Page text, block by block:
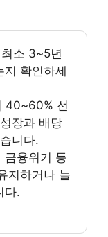
최소 3~5년
지 확인하세
40~60% 선
장과 배당
니다.
금융위기 등
지하거나 늘
다.